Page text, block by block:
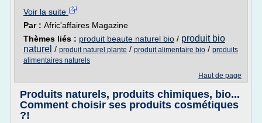
Voir la suite
Par : Afric'affaires Magazine
Thèmes liés : produit beaute naturel bio / produit bio
naturel / produit naturel plante / produit alimentaire bio / produits
alimentaires naturels
Haut de page
Produits naturels, produits chimiques, bio...
Comment choisir ses produits cosmétiques
?!